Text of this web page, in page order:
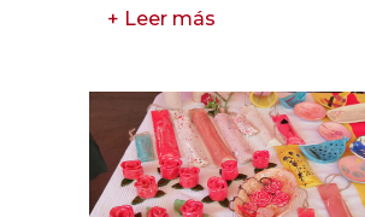
+ Leer más